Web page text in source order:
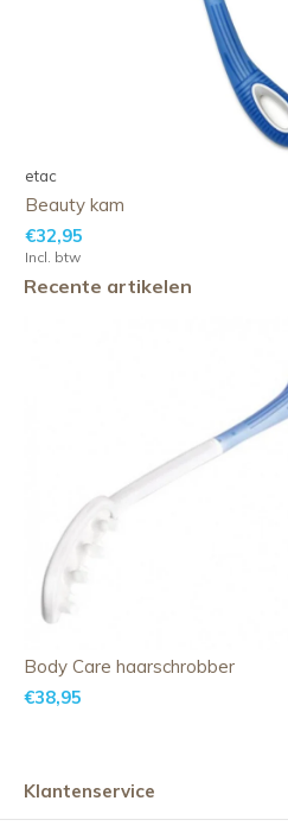
etac
Beauty kam
€32,95
Incl. btw
Recente artikelen
Body Care haarschrobber
€38,95
Klantenservice